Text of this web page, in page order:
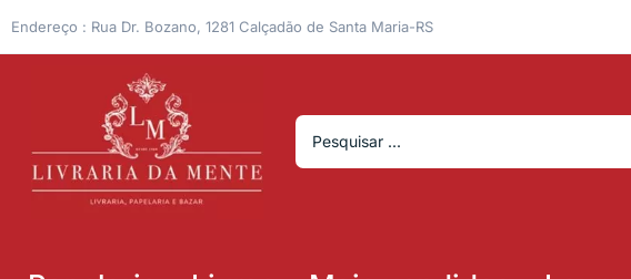
Endereço : Rua Dr. Bozano, 1281 Calçadão de Santa Maria-RS